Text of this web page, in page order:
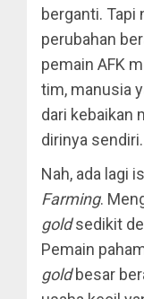
berganti. Tapi
perubahan
pemain AFK
tim, manusia
dari kebaikan
dirinya
Nah, ada lagi
Farming.
goldsedikit
Pemain
goldbesar